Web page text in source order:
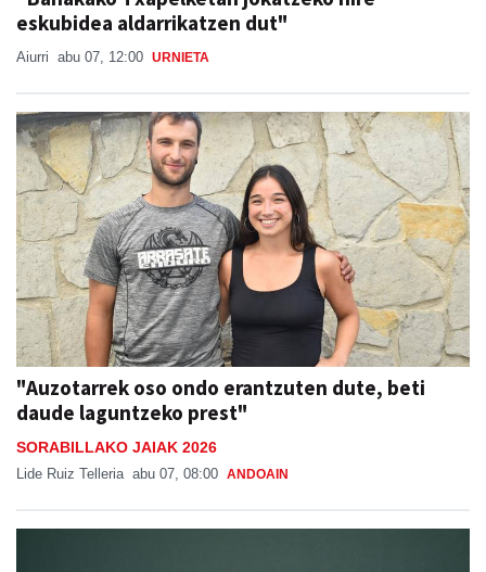
eskubidea aldarrikatzen dut"
Aiurri abu 07, 12:00 URNIETA
"Auzotarrek oso ondo erantzuten dute, beti
daude laguntzeko prest"
SORABILLAKO JAIAK 2026
Lide Ruiz Telleria abu 07, 08:00 ANDOAIN